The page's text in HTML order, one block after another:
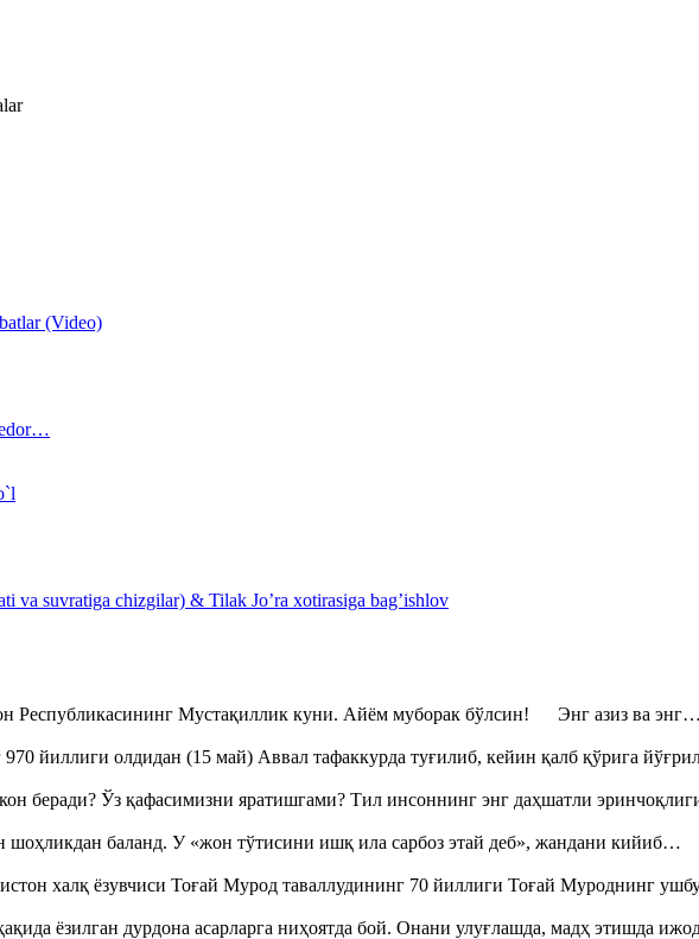
(Video)
va suvratiga chizgilar) & Tilak Jo’ra xotirasiga bag’ishlov
Республикасининг Мустақиллик куни. Айём муборак бўлсин! Энг азиз ва энг…
йиллиги олдидан (15 май) Аввал тафаккурда туғилиб, кейин қалб қўрига
беради? Ўз қафасимизни яратишгами? Тил инсоннинг энг даҳшатли
баланд. У «жон тўтисини ишқ ила сарбоз этай деб», жандани кийиб…
халқ ёзувчиси Тоғай Мурод таваллудининг 70 йиллиги Тоғай Муроднинг
ёзилган дурдона асарларга ниҳоятда бой. Онани улуғлашда, мадҳ этишда